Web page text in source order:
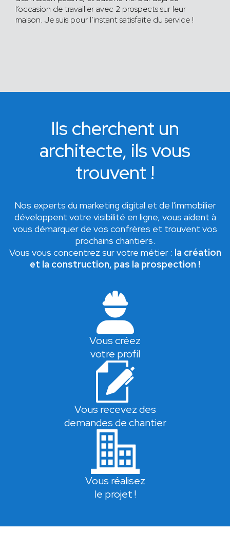
l’occasion de travailler avec 2 prospects sur leur
maison. Je suis pour l’instant satisfaite du service !
Ils cherchent un
architecte, ils vous
trouvent !
Nos experts du marketing digital et de l'immobilier
développent votre visibilité en ligne, vous aident à
vous démarquer de vos confrères et trouvent vos
prochains chantiers.
Vous vous concentrez sur votre métier : la création
et la construction, pas la prospection !
Vous créez
votre profil
Vous recevez des
demandes de chantier
Vous réalisez
le projet !